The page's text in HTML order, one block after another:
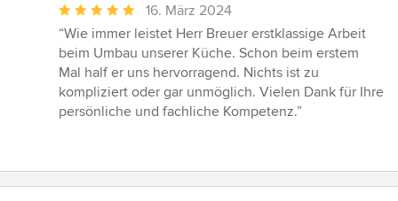
Durchschnittliche
Bewertung:
5
von
5
Sternen
16. März 2024
“Wie immer leistet Herr Breuer erstklassige Arbeit
beim Umbau unserer Küche. Schon beim erstem
Mal half er uns hervorragend. Nichts ist zu
kompliziert oder gar unmöglich. Vielen Dank für Ihre
persönliche und fachliche Kompetenz.”